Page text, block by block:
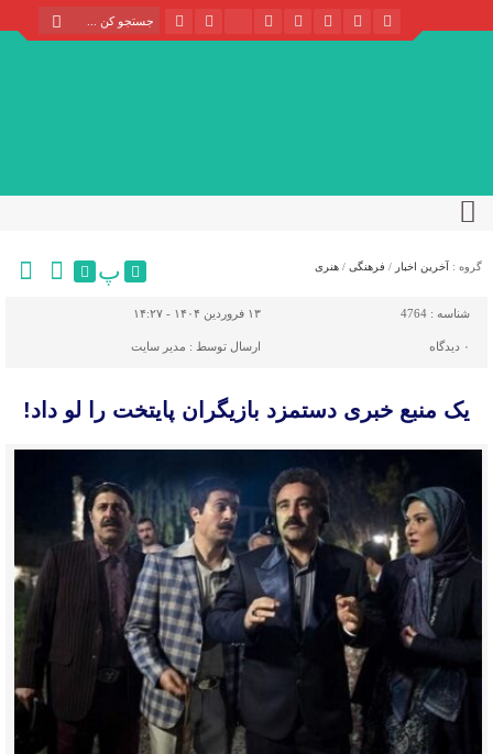
گروه : آخرین اخبار / فرهنگی / هنری پ
شناسه : 4764 ۱۳ فروردین ۱۴۰۴ - ۱۴:۲۷
۰ دیدگاه ارسال توسط : مدیر سایت
یک منبع خبری دستمزد بازیگران پایتخت را لو داد!